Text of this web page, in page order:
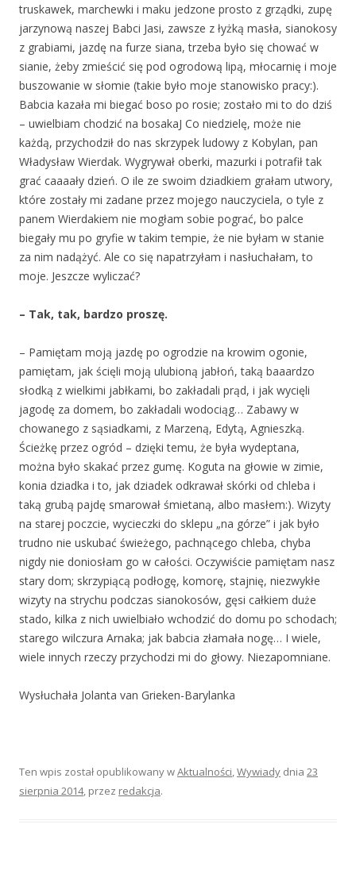
truskawek, marchewki i maku jedzone prosto z grządki, zupę
jarzynową naszej Babci Jasi, zawsze z łyżką masła, sianokosy
z grabiami, jazdę na furze siana, trzeba było się chować w
sianie, żeby zmieścić się pod ogrodową lipą, młocarnię i moje
buszowanie w słomie (takie było moje stanowisko pracy:).
Babcia kazała mi biegać boso po rosie; zostało mi to do dziś
– uwielbiam chodzić na bosakaJ Co niedzielę, może nie
każdą, przychodził do nas skrzypek ludowy z Kobylan, pan
Władysław Wierdak. Wygrywał oberki, mazurki i potrafił tak
grać caaaały dzień. O ile ze swoim dziadkiem grałam utwory,
które zostały mi zadane przez mojego nauczyciela, o tyle z
panem Wierdakiem nie mogłam sobie pograć, bo palce
biegały mu po gryfie w takim tempie, że nie byłam w stanie
za nim nadążyć. Ale co się napatrzyłam i nasłuchałam, to
moje. Jeszcze wyliczać?
– Tak, tak, bardzo proszę.
– Pamiętam moją jazdę po ogrodzie na krowim ogonie,
pamiętam, jak ścięli moją ulubioną jabłoń, taką baaardzo
słodką z wielkimi jabłkami, bo zakładali prąd, i jak wycięli
jagodę za domem, bo zakładali wodociąg… Zabawy w
chowanego z sąsiadkami, z Marzeną, Edytą, Agnieszką.
Ścieżkę przez ogród – dzięki temu, że była wydeptana,
można było skakać przez gumę. Koguta na głowie w zimie,
konia dziadka i to, jak dziadek odkrawał skórki od chleba i
taką grubą pajdę smarował śmietaną, albo masłem:). Wizyty
na starej poczcie, wycieczki do sklepu „na górze” i jak było
trudno nie uskubać świeżego, pachnącego chleba, chyba
nigdy nie doniosłam go w całości. Oczywiście pamiętam nasz
stary dom; skrzypiącą podłogę, komorę, stajnię, niezwykłe
wizyty na strychu podczas sianokosów, gęsi całkiem duże
stado, kilka z nich uwielbiało wchodzić do domu po schodach;
starego wilczura Arnaka; jak babcia złamała nogę… I wiele,
wiele innych rzeczy przychodzi mi do głowy. Niezapomniane.
Wysłuchała Jolanta van Grieken-Barylanka
Ten wpis został opublikowany wAktualności,Wywiady dnia 23
sierpnia 2014, przez redakcja.